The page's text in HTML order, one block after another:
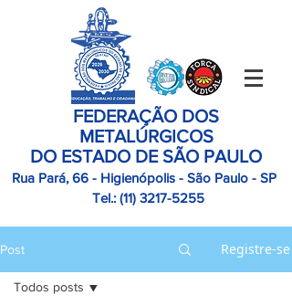
FEDERAÇÃO DOS
METALÚRGICOS
DO ESTADO DE SÃO PAULO
Rua Pará, 66 - Higienópolis - São Paulo - SP
Tel.: (11) 3217-5255
Post Registre-se
Todos posts